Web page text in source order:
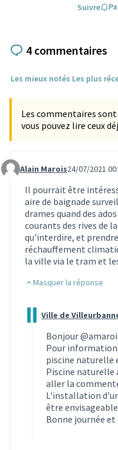
Suivre
4 commentaires
Les mieux notés Les plus
Les commentaires
vous pouvez lire ceux
Commentaire 778
Alain Marois24/07/2021
Il pourrait être
aire de baignade
drames quand des
courants des rives de
qu'interdire, et
réchauffement
la ville via le tram et
Masquer la réponse
Commentaire 916
Ville de
Bonjour
Pour
piscine naturelle
Piscine naturelle
aller la
L'installation
être
Bonne journée et